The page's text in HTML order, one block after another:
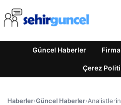
Güncel Haberler
Çerez
Haberler›Güncel Haberler›